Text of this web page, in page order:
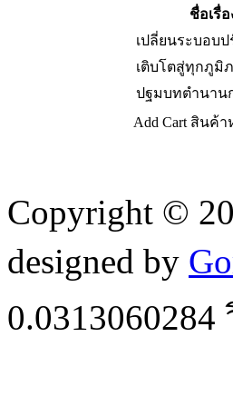
ชื่อเรื่อ
เปลี่ยนระบอบ
เติบโตสู่ทุกภูมิ
ปฐมบทตำนาน
Add Cart สินค้า
Copyright ©
designed by
0.0313060284